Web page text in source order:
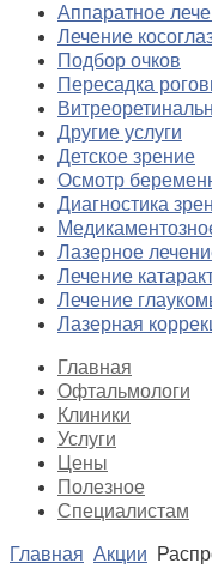
Аппаратное
Лечение
Подбор очков
Пересадка
Другие услуги
Детское зрение
Осмотр
Диагностика
Лазерное
Лечение
Лечение
Лазерная
Главная
Офтальмологи
Клиники
Услуги
Цены
Полезное
Специалистам
Главная Акции